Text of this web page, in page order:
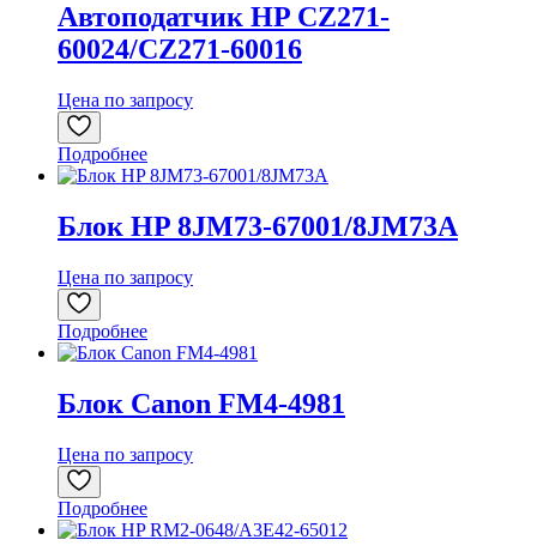
Автоподатчик HP CZ271-
60024/CZ271-60016
Цена по запросу
Подробнее
Блок HP 8JM73-67001/8JM73A
Цена по запросу
Подробнее
Блок Canon FM4-4981
Цена по запросу
Подробнее